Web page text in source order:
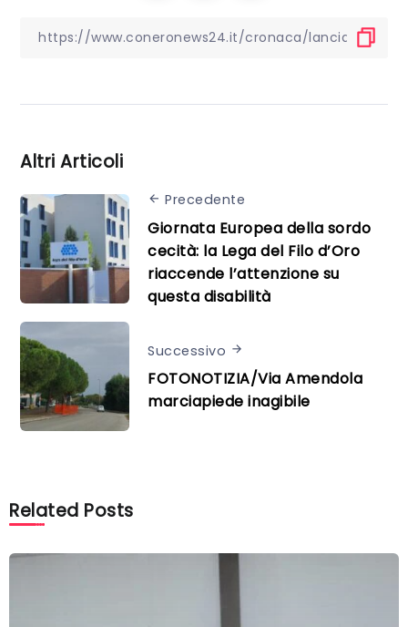
Altri Articoli
Precedente
Giornata Europea della sordo
cecità: la Lega del Filo d’Oro
riaccende l’attenzione su
questa disabilità
Successivo
FOTONOTIZIA/Via Amendola
marciapiede inagibile
Related Posts